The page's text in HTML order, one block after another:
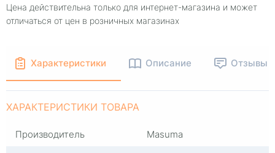
Цена действительна только для интернет-магазина и может
отличаться от цен в розничных магазинах
Характеристики Описание Отзывы
ХАРАКТЕРИСТИКИ ТОВАРА
Производитель
Masuma